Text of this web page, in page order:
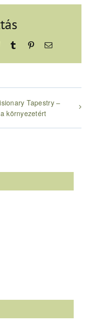
TumblrPinterestEmail:
Tapestry –
környezetért